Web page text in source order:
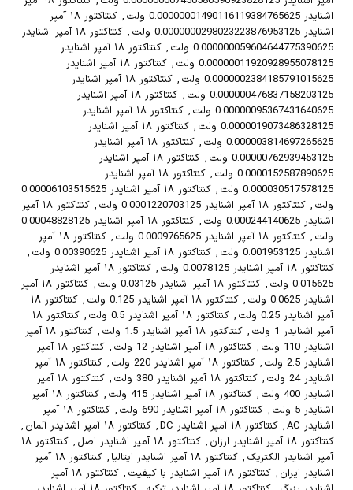
اشنایدر 0.00000001490116119384765625 ولت
,
کنتاکتور ۱۸ آمپر
اشنایدر 0.0000000298023223876953125 ولت
,
کنتاکتور ۱۸ آمپر اشنایدر
0.000000059604644775390625 ولت
,
کنتاکتور ۱۸ آمپر اشنایدر
0.00000011920928955078125 ولت
,
کنتاکتور ۱۸ آمپر اشنایدر
0.0000002384185791015625 ولت
,
کنتاکتور ۱۸ آمپر اشنایدر
0.000000476837158203125 ولت
,
کنتاکتور ۱۸ آمپر اشنایدر
0.00000095367431640625 ولت
,
کنتاکتور ۱۸ آمپر اشنایدر
0.0000019073486328125 ولت
,
کنتاکتور ۱۸ آمپر اشنایدر
0.000003814697265625 ولت
,
کنتاکتور ۱۸ آمپر اشنایدر
0.00000762939453125 ولت
,
کنتاکتور ۱۸ آمپر اشنایدر
0.0000152587890625 ولت
,
کنتاکتور ۱۸ آمپر اشنایدر
0.000030517578125 ولت
,
کنتاکتور ۱۸ آمپر اشنایدر 0.00006103515625
ولت , کنتاکتور ۱۸ آمپر اشنایدر 0.0001220703125 ولت ,
کنتاکتور ۱۸ آمپر
اشنایدر 0.000244140625 ولت
,
کنتاکتور ۱۸ آمپر اشنایدر 0.00048828125
ولت , کنتاکتور ۱۸ آمپر اشنایدر 0.0009765625 ولت ,
کنتاکتور ۱۸ آمپر
اشنایدر 0.001953125 ولت
, کنتاکتور ۱۸ آمپر اشنایدر 0.00390625 ولت
,
کنتاکتور ۱۸ آمپر اشنایدر 0.0078125 ولت
,
کنتاکتور ۱۸ آمپر اشنایدر
0.015625 ولت
, کنتاکتور ۱۸ آمپر اشنایدر 0.03125 ولت ,
کنتاکتور ۱۸ آمپر
اشنایدر 0.0625 ولت
, کنتاکتور ۱۸ آمپر اشنایدر 0.125 ولت ,
کنتاکتور ۱۸
آمپر اشنایدر 0.25 ولت
, کنتاکتور ۱۸ آمپر اشنایدر 0.5 ولت ,
کنتاکتور ۱۸
آمپر اشنایدر 1 ولت
, کنتاکتور ۱۸ آمپر اشنایدر 1.5 ولت ,
کنتاکتور ۱۸ آمپر
اشنایدر 110 ولت
, کنتاکتور ۱۸ آمپر اشنایدر 12 ولت ,
کنتاکتور ۱۸ آمپر
اشنایدر 2.5 ولت
, کنتاکتور ۱۸ آمپر اشنایدر 220 ولت ,
کنتاکتور ۱۸ آمپر
اشنایدر 24 ولت
, کنتاکتور ۱۸ آمپر اشنایدر 380 ولت ,
کنتاکتور ۱۸ آمپر
اشنایدر 400 ولت
, کنتاکتور ۱۸ آمپر اشنایدر 415 ولت ,
کنتاکتور ۱۸ آمپر
اشنایدر 5 ولت
, کنتاکتور ۱۸ آمپر اشنایدر 690 ولت ,
کنتاکتور ۱۸ آمپر
اشنایدر AC
, کنتاکتور ۱۸ آمپر اشنایدر DC , کنتاکتور ۱۸ آمپر اشنایدر آلمان
,
کنتاکتور ۱۸ آمپر اشنایدر ارزان
, کنتاکتور ۱۸ آمپر اشنایدر اصل ,
کنتاکتور ۱۸
آمپر اشنایدر الکتریک , کنتاکتور ۱۸ آمپر اشنایدر ایتالیا ,
کنتاکتور ۱۸ آمپر
اشنایدر ایران , کنتاکتور ۱۸ آمپر اشنایدر با کیفیت ,
کنتاکتور ۱۸ آمپر